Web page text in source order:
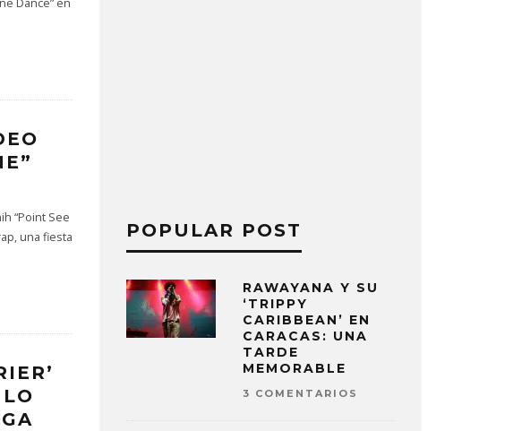
“Point See
una fiesta
POPULAR POST
RAWAYANA Y SU
‘TRIPPY
CARIBBEAN’ EN
CARACAS: UNA
TARDE
MEMORABLE
3 COMENTARIOS